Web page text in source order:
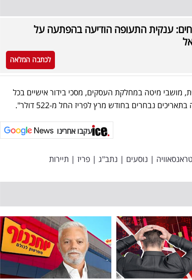
ענקית התעופה הודיעה בהפתעה על
לכתבה המלאה
מושבי מיטה במחלקת העסקים, מסכי בידור אישיים בכל
עקבו אחרינו
טראנסאוויה | נוסעים | נתב"ג | פריז | תיירות